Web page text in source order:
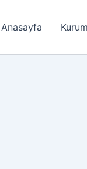
Anasayfa